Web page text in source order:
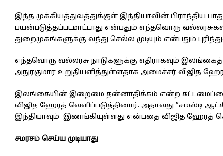
இந்த முக்கியத்துவத்துக்குள் இந்தியாவின் பிராந்திய
பயன்படுத்தப்படமாட்டாது என்பதும் எந்தவொரு
துறைமுகங்களுக்கு வந்து செல்ல முடியும் என்பதும்
எந்தவொரு வல்லரசு நாடுகளுக்கு எதிராகவும்
அநுரகுமார உறுதியளித்துள்ளதாக அமைச்சர் விஜித ஹேரத்
இலங்கையின் இறைமை தன்னாதிக்கம் என்ற கட்டமைப்பை
விஜித ஹேரத் வெளிப்படுத்தினார். அதாவது ”சமஸ்டி
இந்தியாவும் இணங்கியுள்ளது என்பதை விஜித ஹேரத்
சமரசம் செய்ய முடியாது